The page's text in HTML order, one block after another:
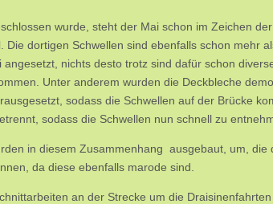
wurde, steht der Mai schon im Zeichen
dortigen Schwellen sind ebenfalls schon mehr
nichts desto trotz sind dafür schon
Unter anderem wurden die Deckbleche
sodass die Schwellen auf der Brücke
sodass die Schwellen nun schnell zu
in diesem Zusammenhang ausgebaut, um, die
da diese ebenfalls marode sind.
an der Strecke um die